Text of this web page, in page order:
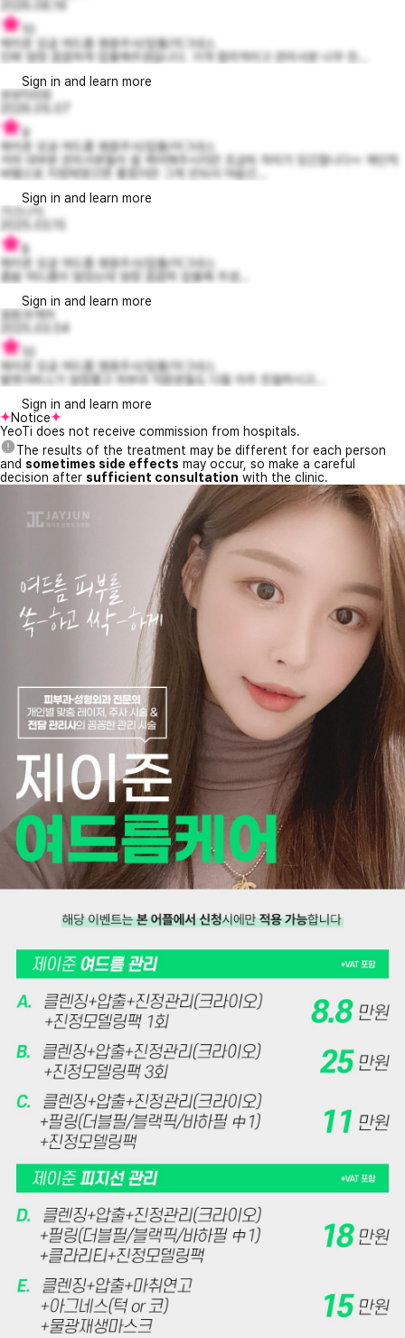
제이준 모공 여드름 염증주사/압출/아그네스
진짜 엄청 꼼꼼하게 압출해주셨습니다. 가격 합리적이고 관리사분 너무 친...
Sign in and learn more
뀨뀨1006
9
제이준 모공 여드름 염증주사/압출/아그네스
거의 대부분 관리사분들이 잘 케어해주시지만 조금씩 차이가 있긴합니다ㅠ 개인적
바램으로 지정제였으면 좋겠지만 그게 안되서 아쉽긴...
Sign in and learn more
가으니익
8
제이준 모공 여드름 염증주사/압출/아그네스
좁쌀 여드름이 많았는데 엄청 꼼꼼히 압출해 주셨...
Sign in and learn more
응원과격려
2025.03.04
제이준 모공 여드름 염증주사/압출/아그네스
발렛서비스가 엄청좋고 피부과 직원분들도 다들 아주 친절하시고...
Sign in and learn more
Notice
YeoTi does not receive commission from hospitals.
The results of the treatment may be different for each person
and sometimes side effects may occur, so make a careful
decision after sufficient consultation with the clinic.